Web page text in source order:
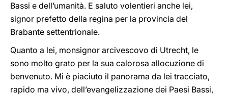
Bassi e dell’umanità. E saluto volentieri anche lei,
signor prefetto della regina per la provincia del
Brabante settentrionale.
Quanto a lei, monsignor arcivescovo di Utrecht, le
sono molto grato per la sua calorosa allocuzione di
benvenuto. Mi è piaciuto il panorama da lei tracciato,
rapido ma vivo, dell’evangelizzazione dei Paesi Bassi,